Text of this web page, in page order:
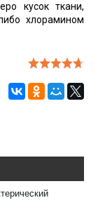
кусок ткани,
хлорамином